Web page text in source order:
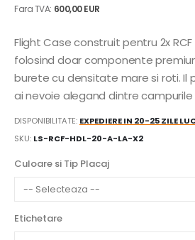
600,00 EUR
Flight Case construit pentru 2x RCF
folosind doar componente
burete cu densitate mare si roti. Il
ai nevoie alegand dintre campurile
DISPONIBILITATE: EXPEDIERE IN 20-25 ZILE
SKU LS-RCF-HDL-20-A-LA-X2
Culoare si Tip Placaj
Etichetare